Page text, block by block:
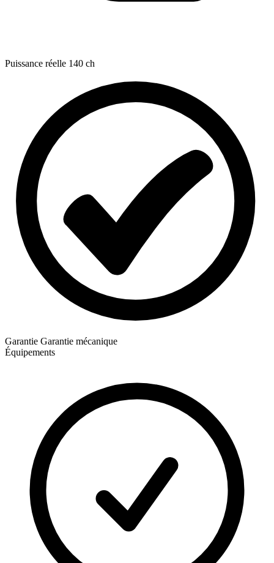
Puissance réelle 140 ch
Garantie Garantie mécanique
Équipements